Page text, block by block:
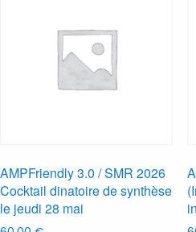
AMPFriendly 3.0 / SMR 2026
Cocktail dinatoire de synthèse
le jeudi 28 mai